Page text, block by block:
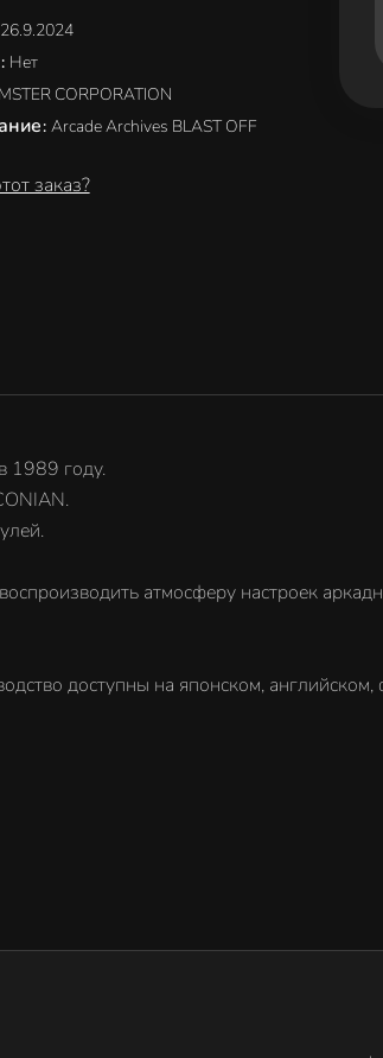
26.9.2024
: Нет
CORPORATION
: Arcade Archives BLAST OFF
заказ?
1989 году.
атмосферу настроек
доступны на японском,